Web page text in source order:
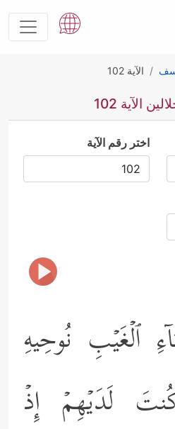
الآية 102
الآية 102
اختر رقم الآية
ٱلۡغَیۡبِ نُوحِیهِ
لَدَیۡهِمۡ إِذۡ